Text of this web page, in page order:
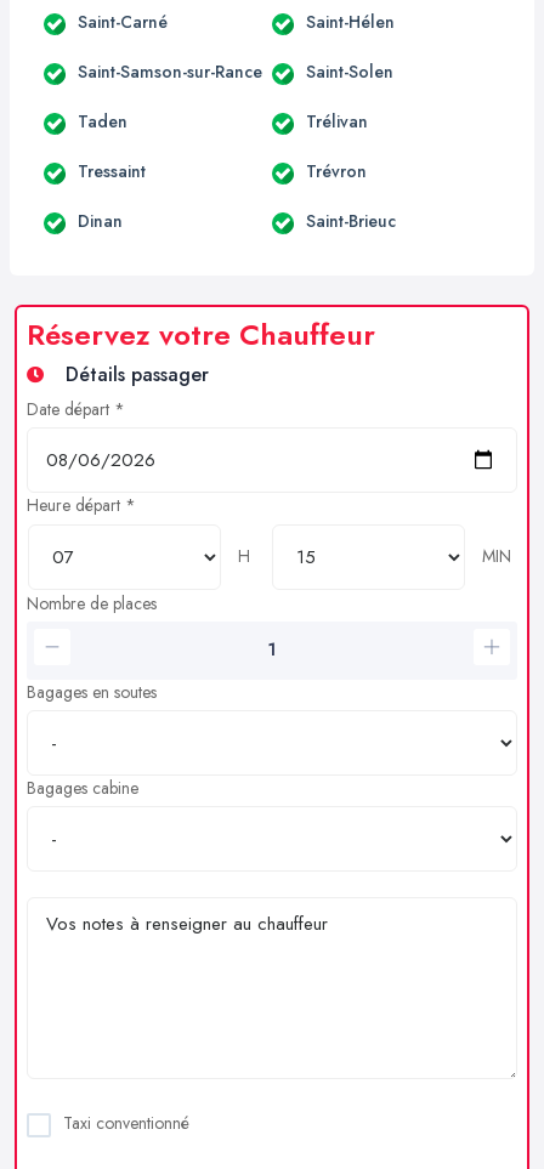
Saint-Carné Saint-Hélen
Saint-Samson-sur-Rance Saint-Solen
Taden Trélivan
Tressaint Trévron
Dinan Saint-Brieuc
Réservez votre Chauffeur
Détails passager
Date départ *
Heure départ *
H
MIN
Nombre de places
Bagages en soutes
Bagages cabine
Taxi conventionné